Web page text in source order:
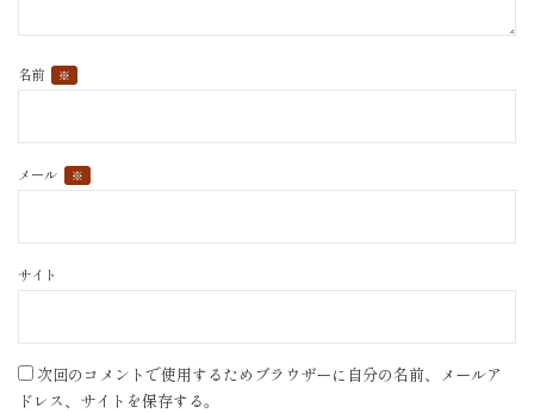
名前 ※
メール ※
サイト
次回のコメントで使用するためブラウザーに自分の名前、メールア
ドレス、サイトを保存する。